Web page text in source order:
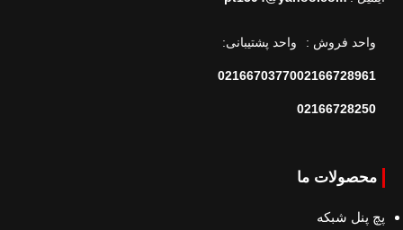
واحد فروش :
02166728961
02166728250
واحد پشتیبانی:
02166703770
محصولات ما
پچ پنل شبکه